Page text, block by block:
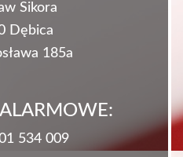
Sikora
Dębica
185a
534 009